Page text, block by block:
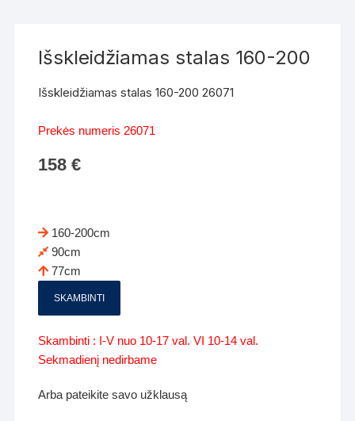
Išskleidžiamas stalas 160-200
Išskleidžiamas stalas 160-200 26071
Prekės numeris 26071
158€
160-200cm
90cm
77cm
SKAMBINTI
Skambinti : I-V nuo 10-17 val. VI 10-14 val.
Sekmadienį nedirbame
Arba pateikite savo užklausą